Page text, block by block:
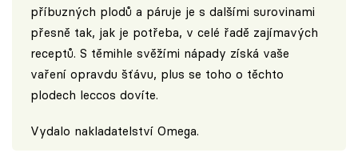
příbuzných plodů a páruje je s dalšími surovinami
přesně tak, jak je potřeba, v celé řadě zajímavých
receptů. S těmihle svěžími nápady získá vaše
vaření opravdu šťávu, plus se toho o těchto
plodech leccos dovíte.
Vydalo nakladatelství Omega.